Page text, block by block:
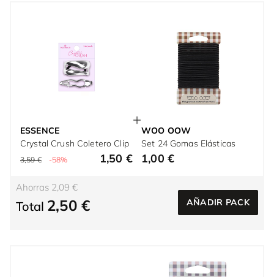
ESSENCE
Crystal Crush Coletero Clip
3,59 € -58% 1,50 €
WOO OOW
Set 24 Gomas Elásticas
1,00 €
Ahorras 2,09 €
Total 2,50 € AÑADIR PACK